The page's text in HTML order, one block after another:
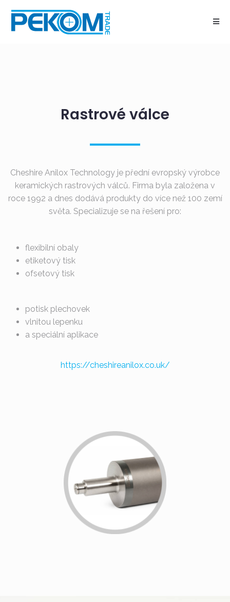
Rastrové válce
Cheshire Anilox Technology je přední evropský výrobce
keramických rastrových válců. Firma byla založena v
roce 1992 a dnes dodává produkty do více než 100 zemí
světa. Specializuje se na řešení pro:
flexibilní obaly
etiketový tisk
ofsetový tisk
potisk plechovek
vlnitou lepenku
a speciální aplikace
https://cheshireanilox.co.uk/